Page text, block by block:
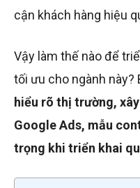
cận khách hàng hiệu
Vậy làm thế nào để
tối ưu cho ngành này?
hiểu rõ thị trường,
Google Ads, mẫu
trọng khi triển khai